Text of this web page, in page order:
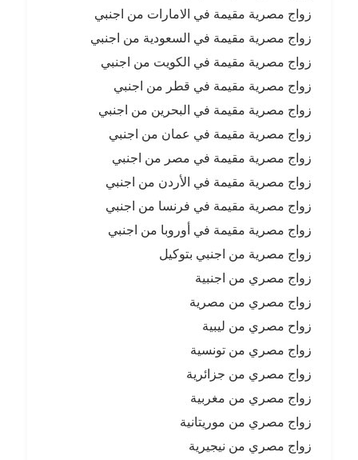
زواج مصرية مقيمة في الامارات من اجنبي
زواج مصرية مقيمة في السعودية من اجنبي
زواج مصرية مقيمة في الكويت من اجنبي
زواج مصرية مقيمة في قطر من اجنبي
زواج مصرية مقيمة في البحرين من اجنبي
زواج مصرية مقيمة في عمان من اجنبي
زواج مصرية مقيمة في مصر من اجنبي
زواج مصرية مقيمة في الأردن من اجنبي
زواج مصرية مقيمة في فرنسا من اجنبي
زواج مصرية مقيمة في أوروبا من اجنبي
زواج مصرية من اجنبي بتوكيل
زواج مصري من اجنبية
زواج مصري من مصرية
زواح مصري من ليبية
زواج مصري من تونسية
زواج مصري من جزائرية
زواج مصري من مغربية
زواج مصري من موريتانية
زواج مصري من نيجيرية